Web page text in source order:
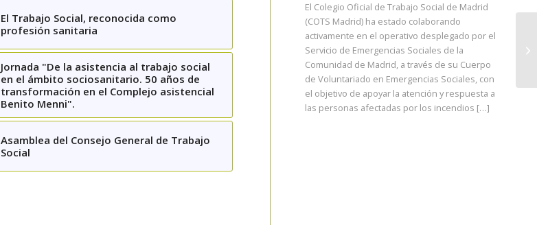
El Trabajo Social, reconocida como
profesión sanitaria
Jornada "De la asistencia al trabajo social
en el ámbito sociosanitario. 50 años de
transformación en el Complejo asistencial
Benito Menni".
Asamblea del Consejo General de Trabajo
Social
El Colegio Oficial de Trabajo Social de Madrid
(COTS Madrid) ha estado colaborando
activamente en el operativo desplegado por el
Servicio de Emergencias Sociales de la
Comunidad de Madrid, a través de su Cuerpo
de Voluntariado en Emergencias Sociales, con
el objetivo de apoyar la atención y respuesta a
las personas afectadas por los incendios […]